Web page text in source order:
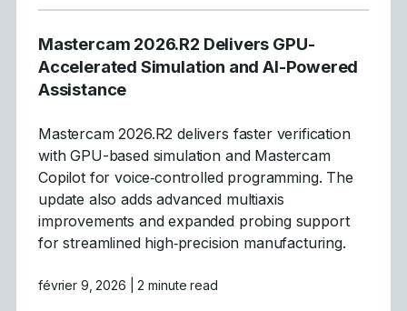
Mastercam 2026.R2 Delivers GPU-
Accelerated Simulation and AI-Powered
Assistance
Mastercam 2026.R2 delivers faster verification
with GPU-based simulation and Mastercam
Copilot for voice‑controlled programming. The
update also adds advanced multiaxis
improvements and expanded probing support
for streamlined high‑precision manufacturing.
février 9, 2026 | 2 minute read